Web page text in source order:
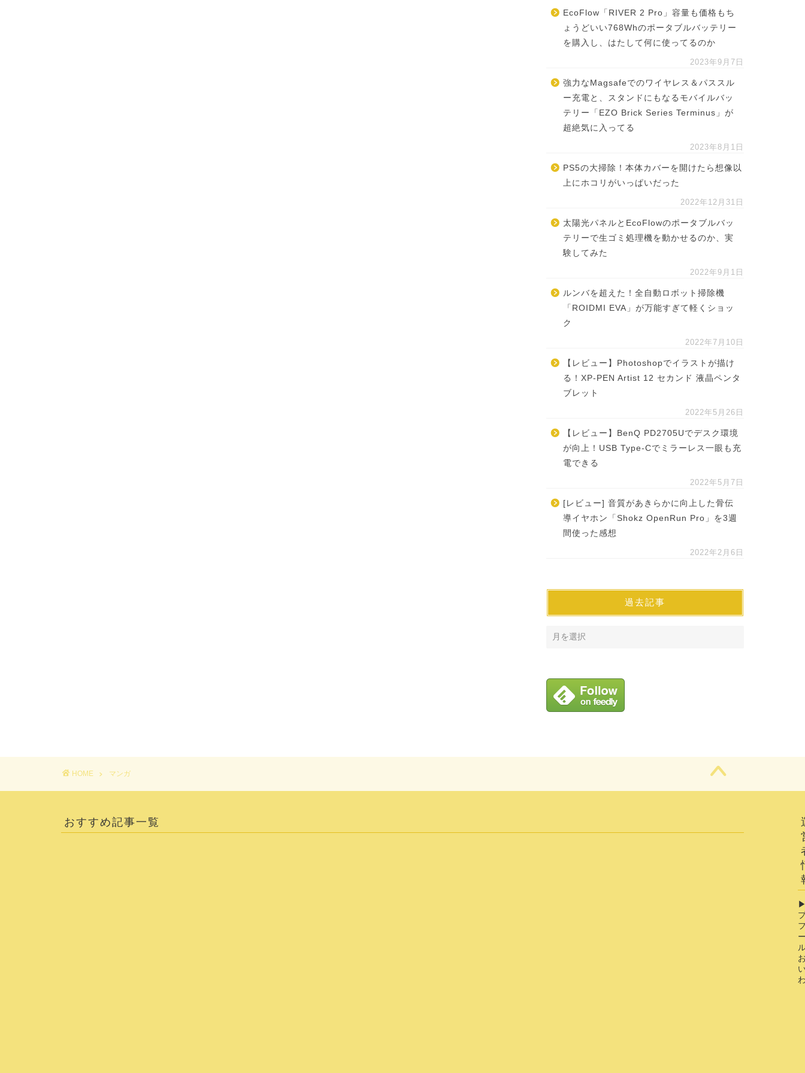
EcoFlow「RIVER 2 Pro」容量も価格もち
ょうどいい768Whのポータブルバッテリー
を購入し、はたして何に使ってるのか
2023年9月7日
強力なMagsafeでのワイヤレス＆パススル
ー充電と、スタンドにもなるモバイルバッ
テリー「EZO Brick Series Terminus」が
超絶気に入ってる
2023年8月1日
PS5の大掃除！本体カバーを開けたら想像以
上にホコリがいっぱいだった
2022年12月31日
太陽光パネルとEcoFlowのポータブルバッ
テリーで生ゴミ処理機を動かせるのか、実
験してみた
2022年9月1日
ルンバを超えた！全自動ロボット掃除機
「ROIDMI EVA」が万能すぎて軽くショッ
ク
2022年7月10日
【レビュー】Photoshopでイラストが描け
る！XP-PEN Artist 12 セカンド 液晶ペンタ
ブレット
2022年5月26日
【レビュー】BenQ PD2705Uでデスク環境
が向上！USB Type-Cでミラーレス一眼も充
電できる
2022年5月7日
[レビュー] 音質があきらかに向上した骨伝
導イヤホン「Shokz OpenRun Pro」を3週
間使った感想
2022年2月6日
過去記事
HOME マンガ
おすすめ記事一覧